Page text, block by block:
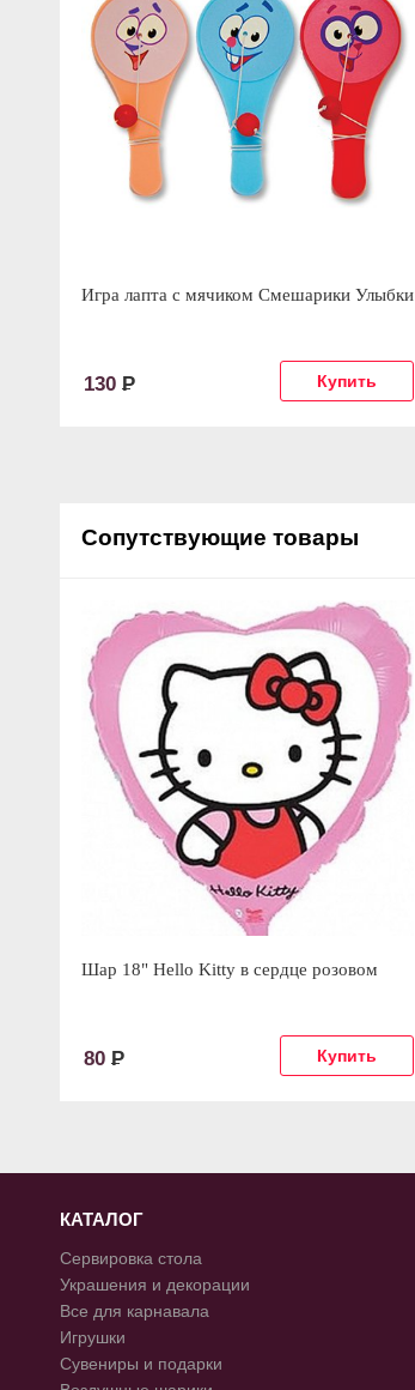
Игра лапта с мячиком Смешарики Улыбки
130 Р
Сопутствующие товары
Шар 18" Hello Kitty в сердце розовом
80 Р
КАТАЛОГ
Сервировка стола
Украшения и декорации
Все для карнавала
Игрушки
Сувениры и подарки